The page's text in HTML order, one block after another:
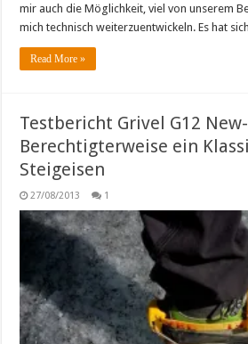
mir auch die Möglichkeit, viel von unserem
mich technisch weiterzuentwickeln. Es hat
Read More »
Testbericht Grivel G12
Berechtigterweise ein
Steigeisen
27/08/2013 1